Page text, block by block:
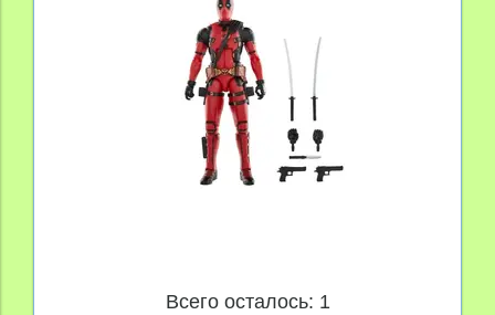
Всего осталось: 1